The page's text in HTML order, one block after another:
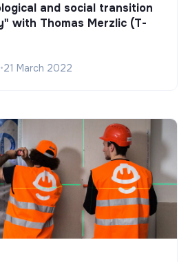
and social transition
with Thomas Merzlic (T-
•21 March 2022